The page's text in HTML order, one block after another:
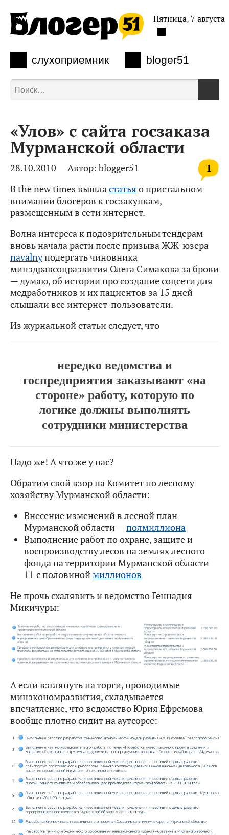
слухоприемник bloger51
Пятница, 7 августа
«Улов» с сайта госзаказа
Мурманской области
1
28.10.2010 Автор: blogger51
В the new times вышластатья о пристальном
внимании блогеров к госзакупкам,
размещенным в сети интернет.
Волна интереса к подозрительным тендерам
вновь начала расти после призыва ЖЖ-юзера
navalnyподергать чиновника
минздравсоцразвития Олега Симакова за брови
— думаю, об истории про создание соцсети для
медработников и их пациентов за 15 дней
слышали все интернет-пользователи.
Из журнальной статьи следует, что
нередко ведомства и
госпредприятия заказывают «на
стороне» работу, которую по
логике должны выполнять
сотрудники министерства
Надо же! А что же у нас?
Обратим свой взор на Комитет по лесному
хозяйству Мурманской области:
Внесение изменений в лесной план
Мурманской области —полмиллиона
Выполнение работ по охране, защите и
воспроизводству лесов на землях лесного
фонда на территории Мурманской области
11 с половиноймиллионов
Не прочь схалявить и ведомство Геннадия
Микичуры:
А если взглянуть на торги, проводимые
минэкономразвития, складывается
впечатление, что ведомство Юрия Ефремова
вообще плотно сидит на аутсорсе: